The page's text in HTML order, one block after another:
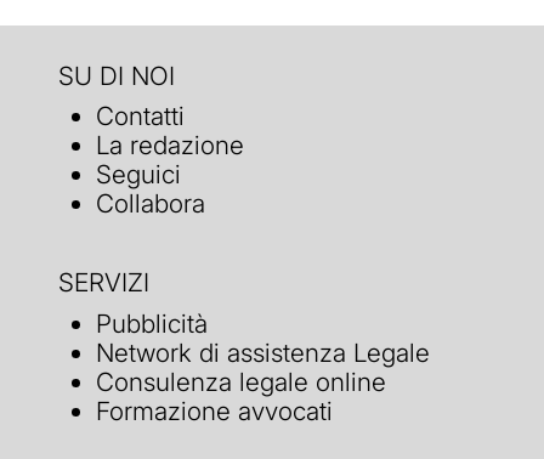
SU DI NOI
Contatti
La redazione
Seguici
Collabora
SERVIZI
Pubblicità
Network di assistenza Legale
Consulenza legale online
Formazione avvocati